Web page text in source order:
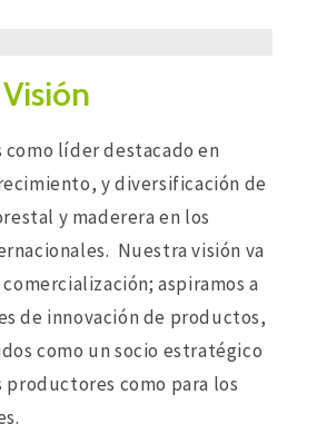
como líder destacado en
y diversificación de
y maderera en los
Nuestra visión va
aspiramos a
de innovación de productos,
como un socio estratégico
productores como para los